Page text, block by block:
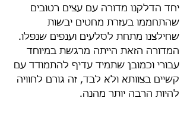
יחד הדלקנו מדורה עם עצים רטובים
שהתחממו בעזרת מחטים יבשות
שחילצנו מתחת לסלעים וענפים שנפלו.
המדורה הזאת הייתה מרגשת במיוחד
עבורי וכמובן שתמיד עדיף להתמודד עם
קשיים בצוותא ולא לבד, זה גורם לחוויה
להיות הרבה יותר מהנה.